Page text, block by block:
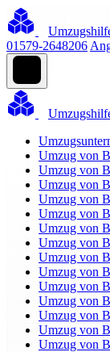
01579-2648206
Umzug von
Umzug von
Umzug von
Umzug von
Umzug von
Umzug von
Umzug von
Umzug von
Umzug von
Umzug von
Umzug von
Umzug von
Umzug von
Umzug von